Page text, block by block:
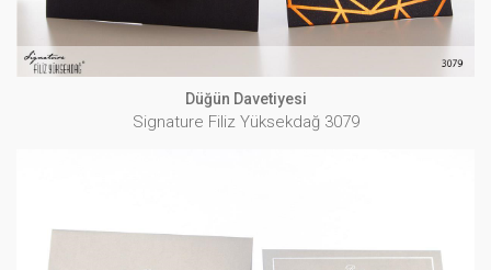
Düğün Davetiyesi
Signature Filiz Yüksekdağ 3079
Düğün Davetiyesi